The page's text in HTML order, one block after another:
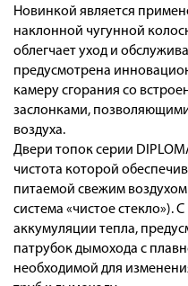
Новинкой является
наклонной чугунной
облегчает уход и
предусмотрена
камеру сгорания со
заслонками,
воздуха.
Двери топок серии
чистота которой
питаемой свежим
система «чистое стекло»).
аккумуляции тепла,
патрубок дымохода с
необходимой для